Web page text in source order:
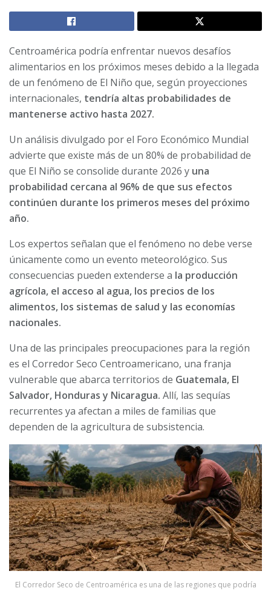
Centroamérica podría enfrentar nuevos desafíos
alimentarios en los próximos meses debido a la llegada
de un fenómeno de El Niño que, según proyecciones
internacionales, tendría altas probabilidades de
mantenerse activo hasta 2027.
Un análisis divulgado por el Foro Económico Mundial
advierte que existe más de un 80% de probabilidad de
que El Niño se consolide durante 2026 y una
probabilidad cercana al 96% de que sus efectos
continúen durante los primeros meses del próximo
año.
Los expertos señalan que el fenómeno no debe verse
únicamente como un evento meteorológico. Sus
consecuencias pueden extenderse a la producción
agrícola, el acceso al agua, los precios de los
alimentos, los sistemas de salud y las economías
nacionales.
Una de las principales preocupaciones para la región
es el Corredor Seco Centroamericano, una franja
vulnerable que abarca territorios de Guatemala, El
Salvador, Honduras y Nicaragua. Allí, las sequías
recurrentes ya afectan a miles de familias que
dependen de la agricultura de subsistencia.
El Corredor Seco de Centroamérica es una de las regiones que podría